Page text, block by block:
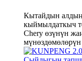
Кытайдын
кыймылдаткыч
Chery өзүнүн